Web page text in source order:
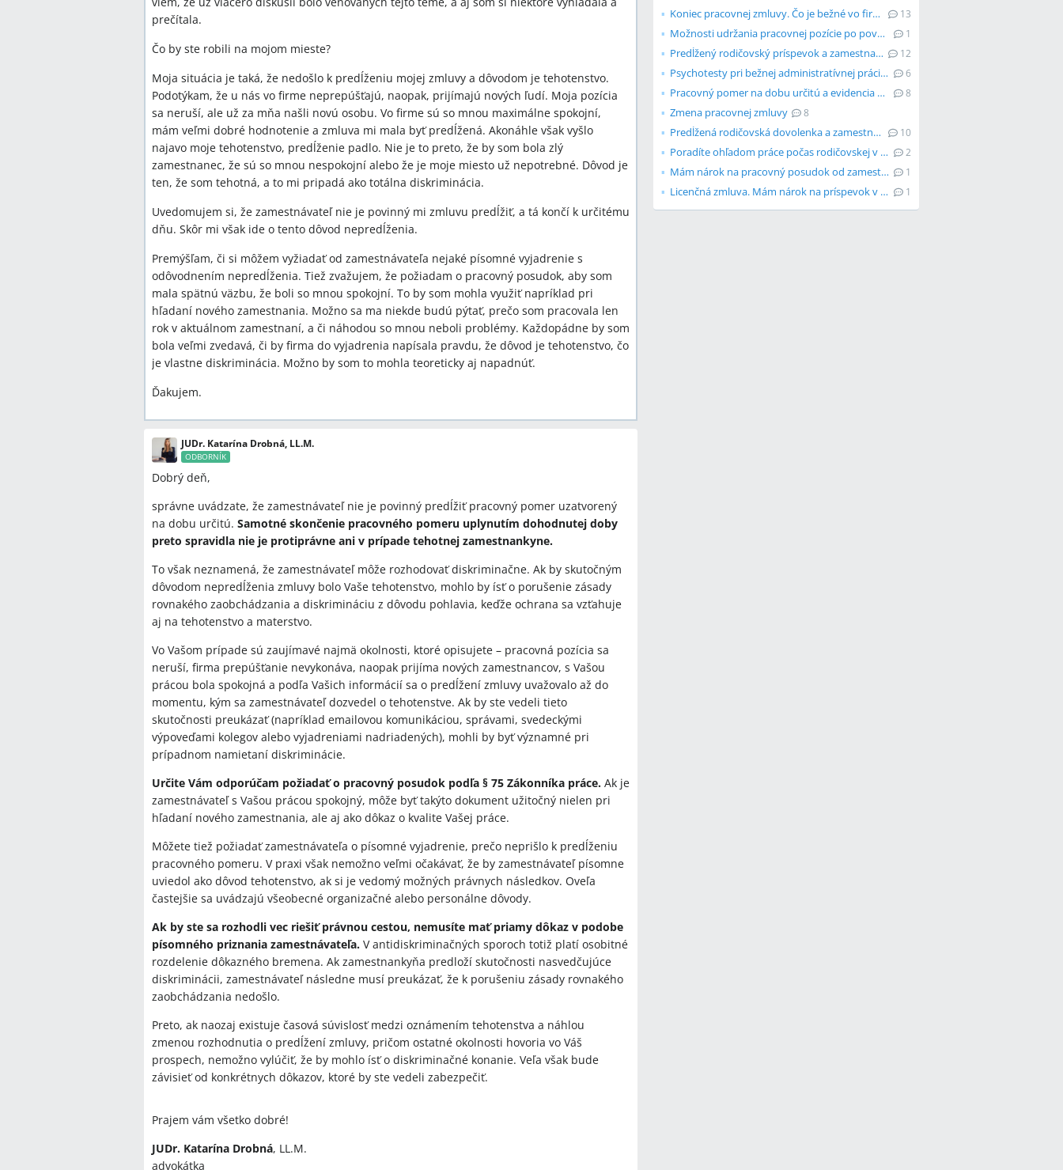
prečítala.
Čo by ste robili na mojom mieste?
Moja situácia je taká, že nedošlo k predĺženiu mojej zmluvy a dôvodom je tehotenstvo.
Podotýkam, že u nás vo firme neprepúšťajú, naopak, prijímajú nových ľudí. Moja pozícia
sa neruší, ale už za mňa našli novú osobu. Vo firme sú so mnou maximálne spokojní,
mám veľmi dobré hodnotenie a zmluva mi mala byť predĺžená. Akonáhle však vyšlo
najavo moje tehotenstvo, predĺženie padlo. Nie je to preto, že by som bola zlý
zamestnanec, že sú so mnou nespokojní alebo že je moje miesto už nepotrebné. Dôvod je
ten, že som tehotná, a to mi pripadá ako totálna diskriminácia.
Uvedomujem si, že zamestnávateľ nie je povinný mi zmluvu predĺžiť, a tá končí k určitému
dňu. Skôr mi však ide o tento dôvod nepredĺženia.
Premýšľam, či si môžem vyžiadať od zamestnávateľa nejaké písomné vyjadrenie s
odôvodnením nepredĺženia. Tiež zvažujem, že požiadam o pracovný posudok, aby som
mala spätnú väzbu, že boli so mnou spokojní. To by som mohla využiť napríklad pri
hľadaní nového zamestnania. Možno sa ma niekde budú pýtať, prečo som pracovala len
rok v aktuálnom zamestnaní, a či náhodou so mnou neboli problémy. Každopádne by som
bola veľmi zvedavá, či by firma do vyjadrenia napísala pravdu, že dôvod je tehotenstvo, čo
je vlastne diskriminácia. Možno by som to mohla teoreticky aj napadnúť.
Ďakujem.
JUDr. Katarína Drobná, LL.M.
ODBORNÍK
Dobrý deň,
správne uvádzate, že zamestnávateľ nie je povinný predĺžiť pracovný pomer uzatvorený
na dobu určitú. Samotné skončenie pracovného pomeru uplynutím dohodnutej doby
preto spravidla nie je protiprávne ani v prípade tehotnej zamestnankyne.
To však neznamená, že zamestnávateľ môže rozhodovať diskriminačne. Ak by skutočným
dôvodom nepredĺženia zmluvy bolo Vaše tehotenstvo, mohlo by ísť o porušenie zásady
rovnakého zaobchádzania a diskrimináciu z dôvodu pohlavia, keďže ochrana sa vzťahuje
aj na tehotenstvo a materstvo.
Vo Vašom prípade sú zaujímavé najmä okolnosti, ktoré opisujete – pracovná pozícia sa
neruší, firma prepúšťanie nevykonáva, naopak prijíma nových zamestnancov, s Vašou
prácou bola spokojná a podľa Vašich informácií sa o predĺžení zmluvy uvažovalo až do
momentu, kým sa zamestnávateľ dozvedel o tehotenstve. Ak by ste vedeli tieto
skutočnosti preukázať (napríklad emailovou komunikáciou, správami, svedeckými
výpoveďami kolegov alebo vyjadreniami nadriadených), mohli by byť významné pri
prípadnom namietaní diskriminácie.
Určite Vám odporúčam požiadať o pracovný posudok podľa § 75 Zákonníka práce. Ak je
zamestnávateľ s Vašou prácou spokojný, môže byť takýto dokument užitočný nielen pri
hľadaní nového zamestnania, ale aj ako dôkaz o kvalite Vašej práce.
Môžete tiež požiadať zamestnávateľa o písomné vyjadrenie, prečo neprišlo k predĺženiu
pracovného pomeru. V praxi však nemožno veľmi očakávať, že by zamestnávateľ písomne
uviedol ako dôvod tehotenstvo, ak si je vedomý možných právnych následkov. Oveľa
častejšie sa uvádzajú všeobecné organizačné alebo personálne dôvody.
Ak by ste sa rozhodli vec riešiť právnou cestou, nemusíte mať priamy dôkaz v podobe
písomného priznania zamestnávateľa. V antidiskriminačných sporoch totiž platí osobitné
rozdelenie dôkazného bremena. Ak zamestnankyňa predloží skutočnosti nasvedčujúce
diskriminácii, zamestnávateľ následne musí preukázať, že k porušeniu zásady rovnakého
zaobchádzania nedošlo.
Preto, ak naozaj existuje časová súvislosť medzi oznámením tehotenstva a náhlou
zmenou rozhodnutia o predĺžení zmluvy, pričom ostatné okolnosti hovoria vo Váš
prospech, nemožno vylúčiť, že by mohlo ísť o diskriminačné konanie. Veľa však bude
závisieť od konkrétnych dôkazov, ktoré by ste vedeli zabezpečiť.
Prajem vám všetko dobré!
JUDr. Katarína Drobná, LL.M.
advokátka
Koniec pracovnej zmluvy. Čo je bežné vo firmách? 13
Možnosti udržania pracovnej pozície po poverení 1
Predĺžený rodičovský príspevok a zamestnanie 12
Psychotesty pri bežnej administratívnej práci vo firme 6
Pracovný pomer na dobu určitú a evidencia na úrade 8
Zmena pracovnej zmluvy 8
Predĺžená rodičovská dovolenka a zamestnávateľ ruší firmu 10
Poradíte ohľadom práce počas rodičovskej v dvoch firmách? 2
Mám nárok na pracovný posudok od zamestnávateľa? 1
Licenčná zmluva. Mám nárok na príspevok v tehotenstve? 1